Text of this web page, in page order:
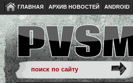
ГЛАВНАЯ АРХИВ НОВОСТЕЙ ANDROID